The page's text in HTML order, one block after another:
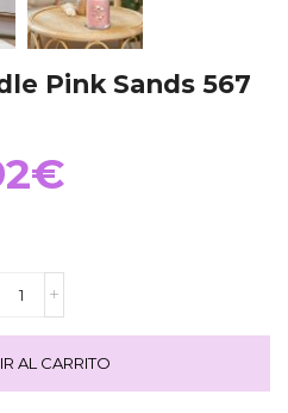
Pink Sands 567
€
es:
AL CARRITO